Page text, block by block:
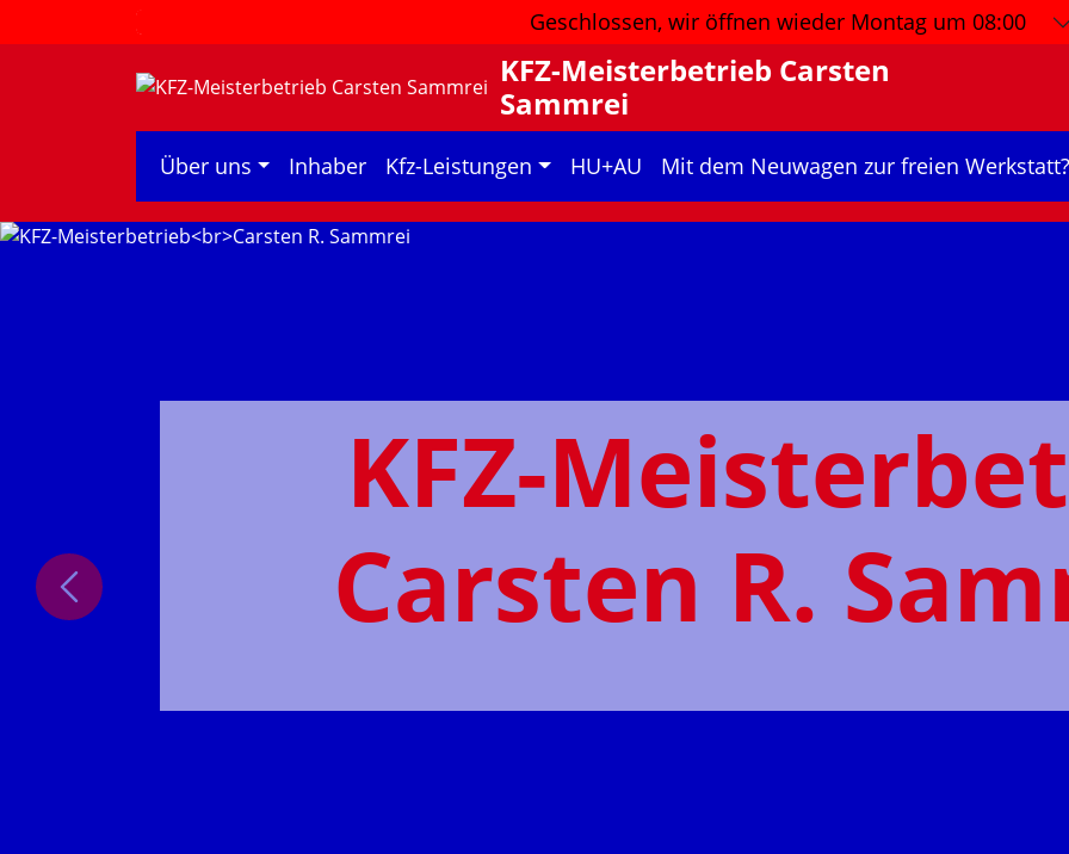
Geschlossen, wir öffnen wieder Montag um 08:00
KFZ-Meisterbetrieb Carsten
Sammrei
Über uns Inhaber Kfz-Leistungen HU+AU Mit dem Neuwagen zur freien Werkstatt?
KFZ-
Carsten R.